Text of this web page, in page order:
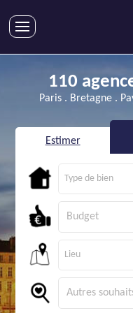
GESTION LOCATIVE
LMNP
LOCATIONS DE VACANCES
ENTREPRISES
DEVENIR FRANCHISÉ
AJP Recrute
110
Paris . Bretagne .
Estimer
Type de bien
Budget
Lieu
Autres